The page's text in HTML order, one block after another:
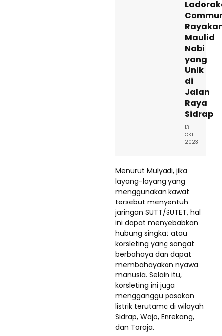
Maulid
Nabi
yang
Unik
di
Jalan
Raya
Sidrap
13
OKT
2023
Menurut Mulyadi, jika
layang-layang yang
menggunakan kawat
tersebut menyentuh
jaringan SUTT/SUTET, hal
ini dapat menyebabkan
hubung singkat atau
korsleting yang sangat
berbahaya dan dapat
membahayakan nyawa
manusia. Selain itu,
korsleting ini juga
mengganggu pasokan
listrik terutama di wilayah
Sidrap, Wajo, Enrekang,
dan Toraja.